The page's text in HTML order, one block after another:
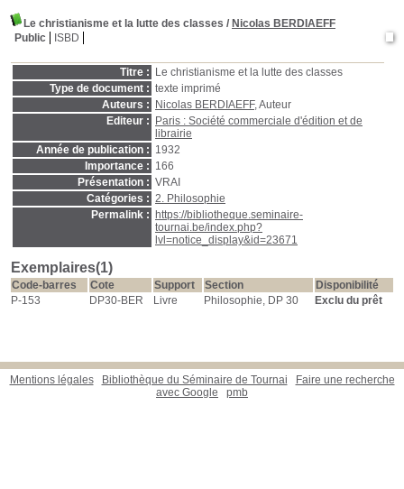
Le christianisme et la lutte des classes / Nicolas BERDIAEFF
Public
ISBD
Titre :
Le christianisme et la lutte des classes
Type de document : texte imprimé
Auteurs :
Nicolas BERDIAEFF, Auteur
Editeur :
Paris : Société commerciale d'édition et de
librairie
Année de publication : 1932
Importance : 166
Présentation : VRAI
Catégories : 2. Philosophie
Permalink :
https://bibliotheque.seminaire-
tournai.be/index.php?
lvl=notice_display&id=23671
Exemplaires(1)
Code-barres Cote Support Section
Disponibilité
P-153
DP30-BER Livre Philosophie, DP 30 Exclu du prêt
Mentions légales Bibliothèque du Séminaire de Tournai
Faire une recherche
avec Google
pmb